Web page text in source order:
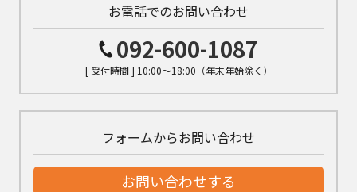
お電話でのお問い合わせ
092-600-1087
[ 受付時間 ] 10:00～18:00（年末年始除く）
フォームからお問い合わせ
お問い合わせする